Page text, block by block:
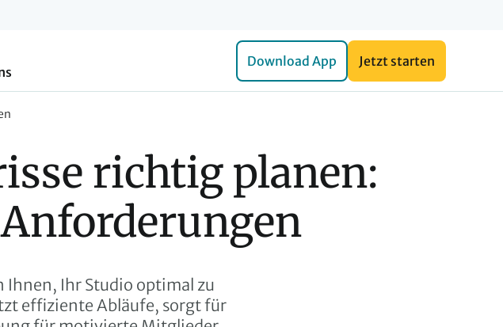
Download App Jetzt starten
richtig planen:
Ihnen, Ihr Studio optimal zu
effiziente Abläufe, sorgt für